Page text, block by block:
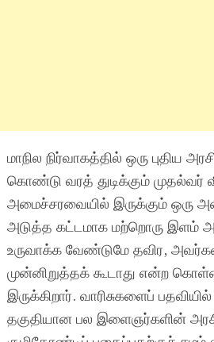
மாநில நிர்வாகத்தில் ஒரு புதிய
கொண்டு வரத் துடிக்கும்
அமைச்சரவையில் இருக்கும் ஒரு
அடுத்த கட்டமாக மற்றொரு இளம்
உருவாக்க வேண்டுமே தவிர,
முன்னிறுத்தக் கூடாது என்ற
இருக்கிறார். வாரிசுகளைப்
தகுதியான பல இளைஞர்களின்